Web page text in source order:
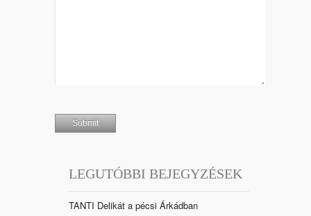
LEGUTÓBBI BEJEGYZÉSEK
TANTI Delikát a pécsi Árkádban